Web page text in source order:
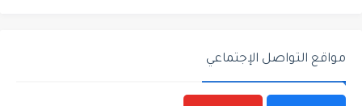
مواقع التواصل الإجتماعي